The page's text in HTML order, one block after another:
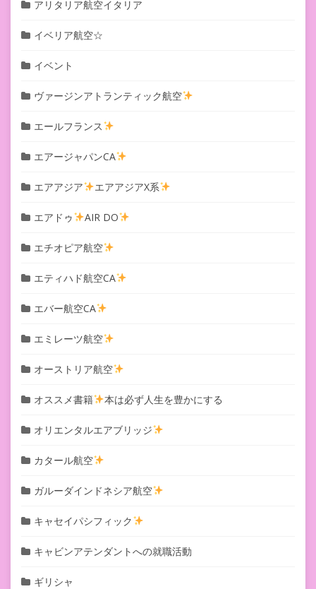
アリタリア航空イタリア
イベリア航空☆
イベント
ヴァージンアトランティック航空
エールフランス
エアージャパンCA
エアアジア エアアジアX系
エアドゥ AIR DO
エチオピア航空
エティハド航空CA
エバー航空CA
エミレーツ航空
オーストリア航空
オススメ書籍 本は必ず人生を豊かにする
オリエンタルエアブリッジ
カタール航空
ガルーダインドネシア航空
キャセイパシフィック
キャビンアテンダントへの就職活動
ギリシャ